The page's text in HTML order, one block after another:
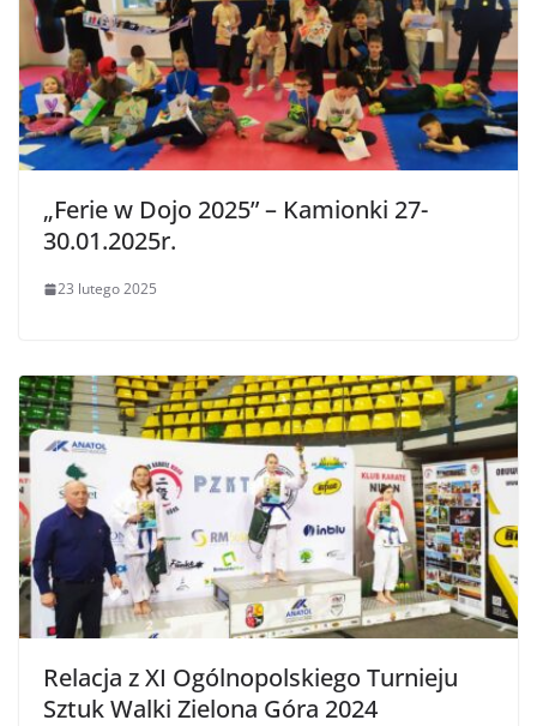
„Ferie w Dojo 2025” – Kamionki 27-
30.01.2025r.
23 lutego 2025
Relacja z XI Ogólnopolskiego Turnieju
Sztuk Walki Zielona Góra 2024